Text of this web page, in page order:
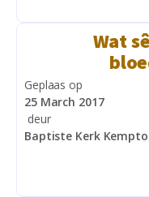
Wat
Geplaas op
25 March 2017
deur
Baptiste Kerk